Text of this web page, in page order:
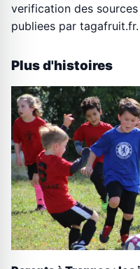
verification des
publiees par tagafruit.fr.
Plus d'histoires